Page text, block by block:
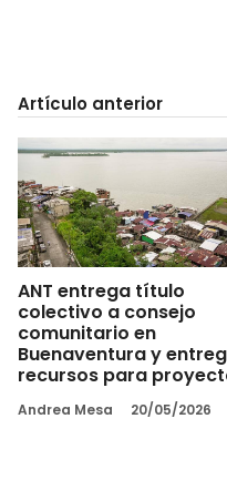
Artículo anterior
ANT entrega título
colectivo a consejo
comunitario en
Buenaventura y
recursos para
Andrea Mesa 20/05/2026